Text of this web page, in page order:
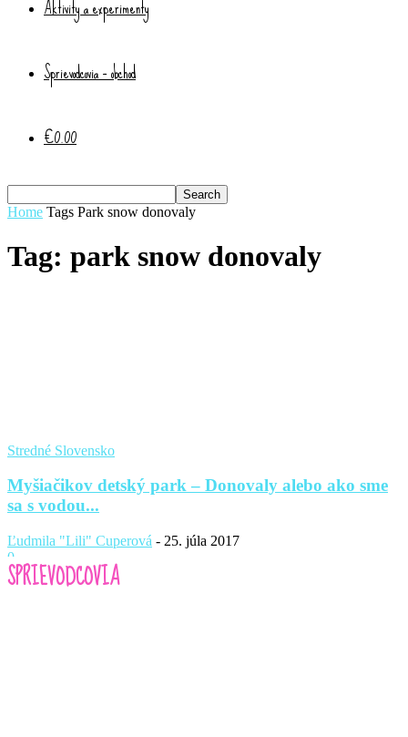
Aktivity a experimenty
Sprievodcovia – obchod
€0.00
Home Tags Park snow donovaly
Tag: park snow donovaly
Stredné Slovensko
Myšiačikov detský park – Donovaly alebo ako sme
sa s vodou...
Ľudmila "Lili" Cuperová - 25. júla 2017
0
SPRIEVODCOVIA